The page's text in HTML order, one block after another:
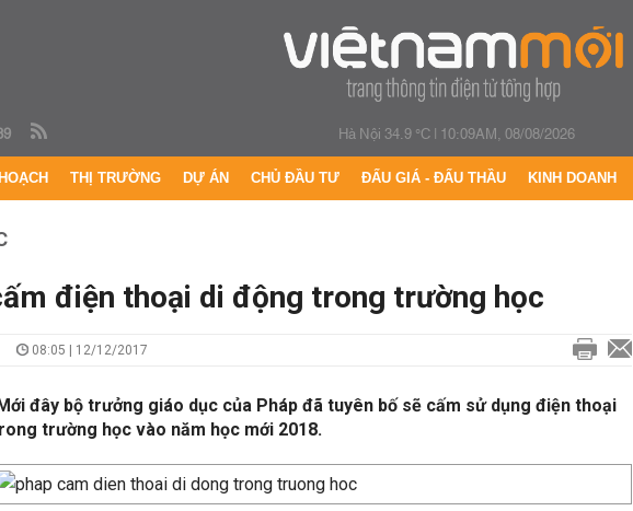
Hà Nội 34.9 °C| 10:09AM, 08/08/2026
THỊ TRƯỜNG DỰ ÁN CHỦ ĐẦU TƯ ĐẤU GIÁ - ĐẤU THẦU KINH DOANH
điện thoại di động trong trường học
08:05 | 12/12/2017
đây bộ trưởng giáo dục của Pháp đã tuyên bố sẽ cấm sử dụng điện thoại
trường học vào năm học mới 2018.